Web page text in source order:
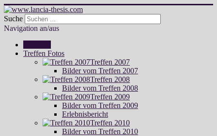
Suche
Navigation an/aus
Treffen Fotos
Treffen 2007
Bilder vom Treffen 2007
Treffen 2008
Bilder vom Treffen 2008
Treffen 2009
Bilder vom Treffen 2009
Erlebnisbericht
Treffen 2010
Bilder vom Treffen 2010